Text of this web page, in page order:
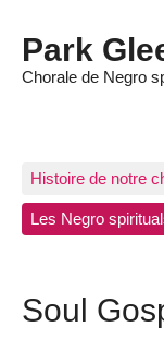
Park
Chorale de Negro
Histoire de notre
Les Negro
Soul